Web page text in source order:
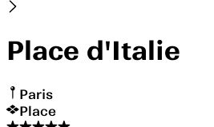
Place d'Italie
Paris
Place